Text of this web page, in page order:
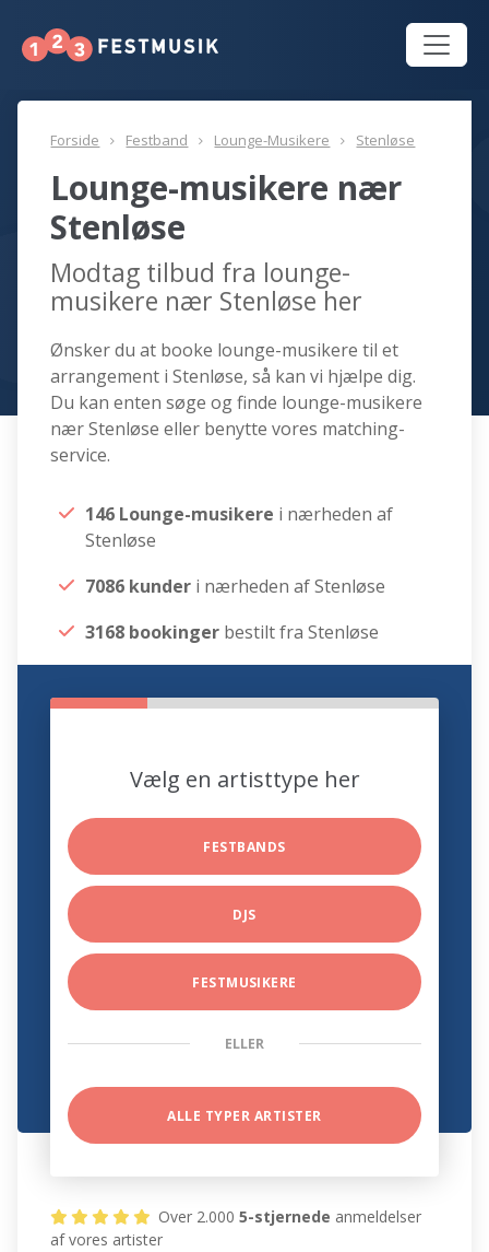
Forside Festband Lounge-Musikere Stenløse
Lounge-musikere nær
Stenløse
Modtag tilbud fra lounge-
musikere nær Stenløse her
Ønsker du at booke lounge-musikere til et
arrangement i Stenløse, så kan vi hjælpe dig.
Du kan enten søge og finde lounge-musikere
nær Stenløse eller benytte vores matching-
service.
146 Lounge-musikere i nærheden af
Stenløse
7086 kunder i nærheden af Stenløse
3168 bookinger bestilt fra Stenløse
Vælg en artisttype her
FESTBANDS
DJS
FESTMUSIKERE
ELLER
ALLE TYPER ARTISTER
Over 2.0005-stjernede anmeldelser
af vores artister